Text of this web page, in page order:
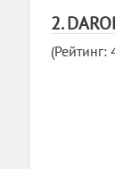
2.
(Рейтинг: